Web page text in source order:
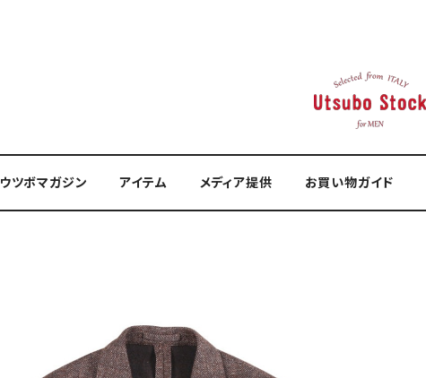
ウツボマガジン アイテム メディア提供 お買い物ガイド